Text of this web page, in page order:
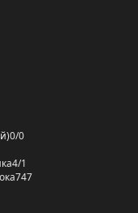
0/0
4/1
747